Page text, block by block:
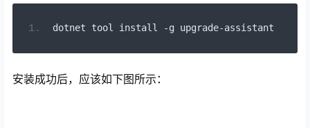
dotnet tool install -g upgrade-assistant
安装成功后，应该如下图所示：